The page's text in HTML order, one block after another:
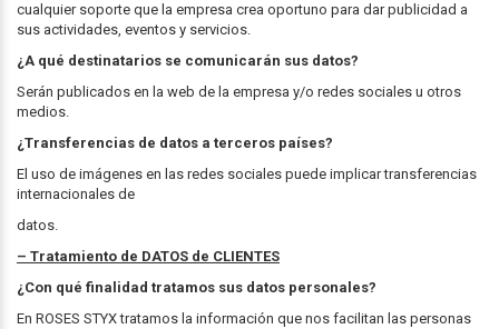
cualquier soporte que la empresa crea oportuno para dar publicidad a
sus actividades, eventos y servicios.
¿A qué destinatarios se comunicarán sus datos?
Serán publicados en la web de la empresa y/o redes sociales u otros
medios.
¿Transferencias de datos a terceros países?
El uso de imágenes en las redes sociales puede implicar transferencias
internacionales de
datos.
– Tratamiento de DATOS de CLIENTES
¿Con qué finalidad tratamos sus datos personales?
En ROSES STYX tratamos la información que nos facilitan las personas